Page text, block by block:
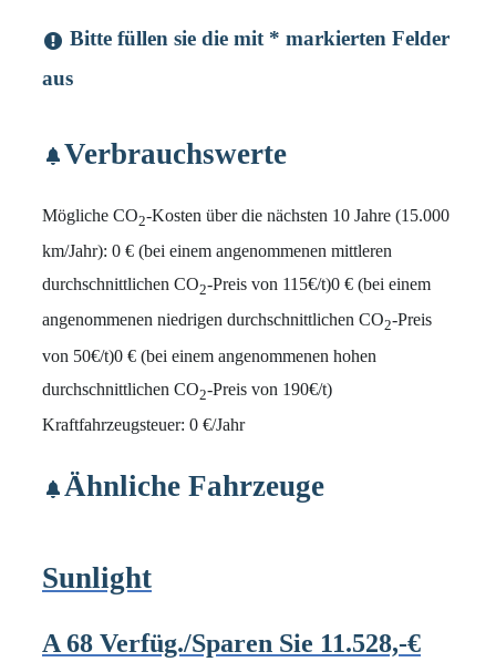
Bitte füllen sie die mit * markierten Felder
aus
Verbrauchswerte
Mögliche CO2-Kosten über die nächsten 10 Jahre (15.000
km/Jahr): 0 € (bei einem angenommenen mittleren
durchschnittlichen CO2-Preis von 115€/t)0 € (bei einem
angenommenen niedrigen durchschnittlichen CO2-Preis
von 50€/t)0 € (bei einem angenommenen hohen
durchschnittlichen CO2-Preis von 190€/t)
Kraftfahrzeugsteuer: 0 €/Jahr
Ähnliche Fahrzeuge
Sunlight
A 68 Verfüg./Sparen Sie 11.528,-€